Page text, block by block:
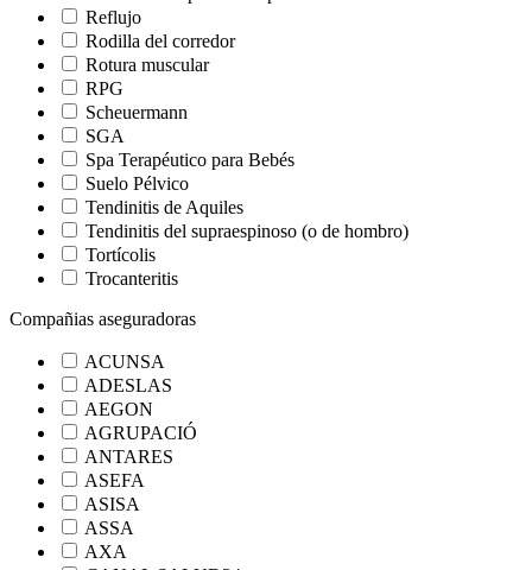
Reflujo
Rodilla del corredor
Rotura muscular
RPG
Scheuermann
SGA
Spa Terapéutico para Bebés
Suelo Pélvico
Tendinitis de Aquiles
Tendinitis del supraespinoso (o de hombro)
Tortícolis
Trocanteritis
Compañias aseguradoras
ACUNSA
ADESLAS
AEGON
AGRUPACIÓ
ANTARES
ASEFA
ASISA
ASSA
AXA